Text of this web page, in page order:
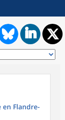
Flandre-